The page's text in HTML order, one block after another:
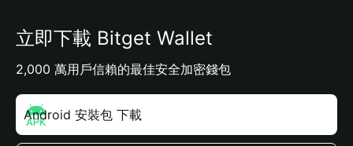
立即下載 Bitget Wallet
2,000 萬用戶信賴的最佳安全加密錢包
Android 安裝包 下載